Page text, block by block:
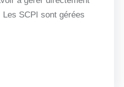
Les SCPI sont gérées